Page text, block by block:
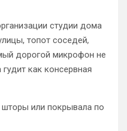
студии дома
топот соседей,
дорогой микрофон не
как консервная
или покрывала по